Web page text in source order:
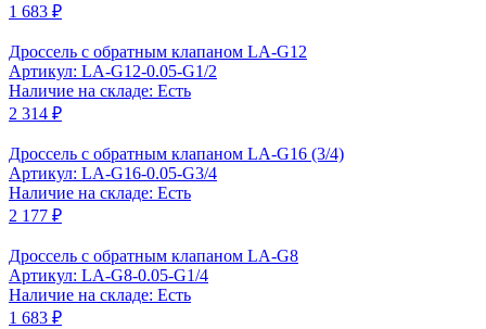
1 683 ₽
Дроссель с обратным клапаном LA-G12
Артикул: LA-G12-0.05-G1/2
Наличие на складе: Есть
2 314 ₽
Дроссель с обратным клапаном LA-G16 (3/4)
Артикул: LA-G16-0.05-G3/4
Наличие на складе: Есть
2 177 ₽
Дроссель с обратным клапаном LA-G8
Артикул: LA-G8-0.05-G1/4
Наличие на складе: Есть
1 683 ₽